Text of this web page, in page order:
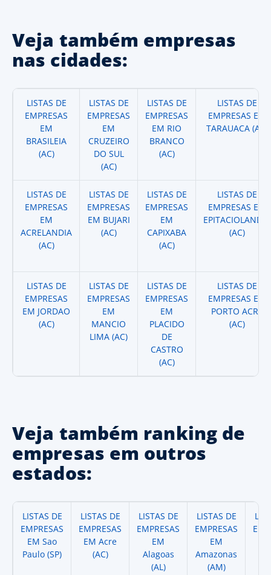
Veja também empresas
nas cidades:
LISTAS DE
EMPRESAS
EM
BRASILEIA
(AC)
LISTAS DE
EMPRESAS
EM
CRUZEIRO
DO SUL
(AC)
LISTAS DE
EMPRESAS
EM RIO
BRANCO
(AC)
LISTAS DE
EMPRESAS EM
TARAUACA (AC)
LISTAS DE
EMPRESAS
EM
ACRELANDIA
(AC)
LISTAS DE
EMPRESAS
EM BUJARI
(AC)
LISTAS DE
EMPRESAS
EM
CAPIXABA
(AC)
LISTAS DE
EMPRESAS EM
EPITACIOLANDIA
(AC)
LISTAS DE
EMPRESAS
EM JORDAO
(AC)
LISTAS DE
EMPRESAS
EM
MANCIO
LIMA (AC)
LISTAS DE
EMPRESAS
EM
PLACIDO
DE
CASTRO
(AC)
LISTAS DE
EMPRESAS EM
PORTO ACRE
(AC)
Veja também ranking de
empresas em outros
estados:
LISTAS DE
EMPRESAS
EM Sao
Paulo (SP)
LISTAS DE
EMPRESAS
EM Acre
(AC)
LISTAS DE
EMPRESAS
EM
Alagoas
(AL)
LISTAS DE
EMPRESAS
EM
Amazonas
(AM)